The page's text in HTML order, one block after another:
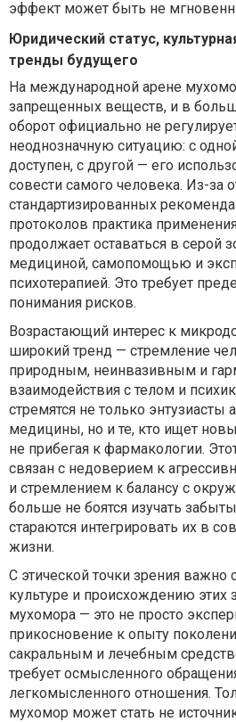
эффект может быть не
Юридический статус,
тренды будущего
На международной арене
запрещенных веществ, и в
оборот официально не
неоднозначную ситуацию: с
доступен, с другой — его
совести самого человека. Из-за
стандартизированных
протоколов практика
продолжает оставаться в серой
медициной, самопомощью и
психотерапией. Это требует
понимания рисков.
Возрастающий интерес к
широкий тренд — стремление
природным, неинвазивным и
взаимодействия с телом и
стремятся не только энтузиасты
медицины, но и те, кто ищет
не прибегая к фармакологии.
связан с недоверием к
и стремлением к балансу с
больше не боятся изучать
стараются интегрировать их в
жизни.
С этической точки зрения важно
культуре и происхождению этих
мухомора — это не просто
прикосновение к опыту
сакральным и лечебным
требует осмысленного
легкомысленного отношения.
мухомор может стать не